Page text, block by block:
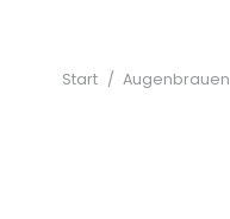
Start / Augenbrauen